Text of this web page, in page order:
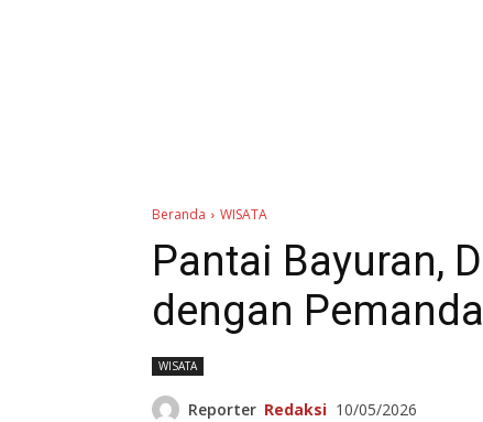
Beranda WISATA
Pantai Bayuran,
dengan
WISATA
Reporter Redaksi 10/05/2026